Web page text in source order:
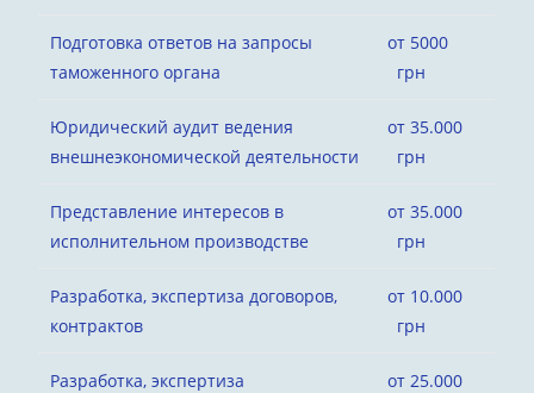
Подготовка ответов на запросы
таможенного органа
от 5000
грн
Юридический аудит ведения
внешнеэкономической деятельности
от 35.000
грн
Представление интересов в
исполнительном производстве
от 35.000
грн
Разработка, экспертиза договоров,
контрактов
от 10.000
грн
Разработка, экспертиза
от 25.000